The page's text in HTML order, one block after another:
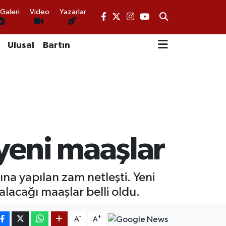
Video Yazarlar
Ulusal Bartın
maaşlar
yapılan zam netleşti. Yeni
maaşlar belli oldu.
A- A+